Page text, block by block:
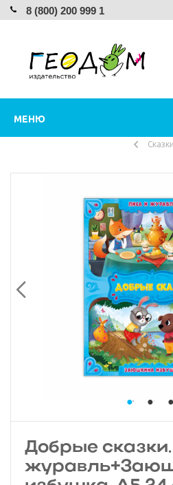
8 (800) 200 999 1
МЕНЮ
Сказки
Добрые